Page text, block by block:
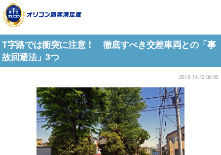
T字路では衝突に注意！ 徹底すべき交差車両との「事
故回避法」3つ
2015-11-12 09:50